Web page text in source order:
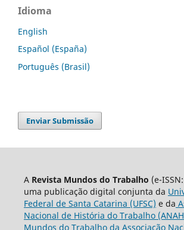
Idioma
English
Español (España)
Português (Brasil)
Enviar Submissão
A Revista Mundos do Trabalho (e-
uma publicação digital conjunta da
Federal de Santa Catarina (UFSC) e da
Nacional de História do Trabalho
Mundos do Trabalho da Associação